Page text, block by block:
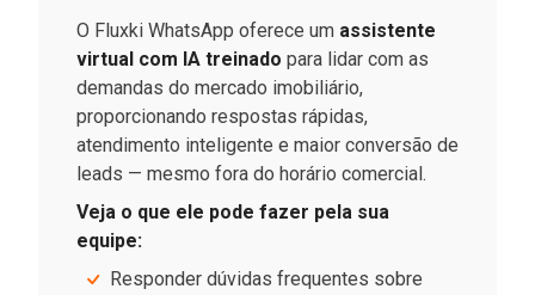
O Fluxki WhatsApp oferece um assistente
virtual com IA treinado para lidar com as
demandas do mercado imobiliário,
proporcionando respostas rápidas,
atendimento inteligente e maior conversão de
leads — mesmo fora do horário comercial.
Veja o que ele pode fazer pela sua
equipe:
Responder dúvidas frequentes sobre